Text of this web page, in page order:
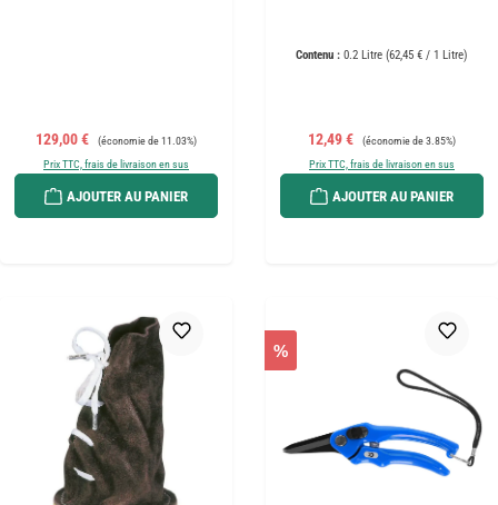
Prix de vente :
129,00 € Prix régulier :
(économie de 11.03%)
Prix TTC, frais de livraison en sus
AJOUTER AU PANIER
Contenu : 0.2 Litre (62,45 € / 1 Litre)
Prix de vente :
12,49 € Prix régulier :
(économie de 3.85%)
Prix TTC, frais de livraison en sus
AJOUTER AU PANIER
%